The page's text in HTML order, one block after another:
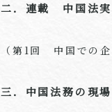
二．連載 中国法実
（第1回 中国での企
三．中国法務の現場